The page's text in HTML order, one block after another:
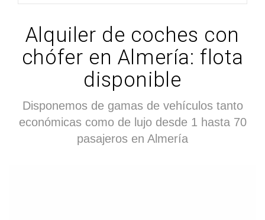
Alquiler de coches con
chófer en Almería: flota
disponible
Disponemos de gamas de vehículos tanto
económicas como de lujo desde 1 hasta 70
pasajeros en Almería